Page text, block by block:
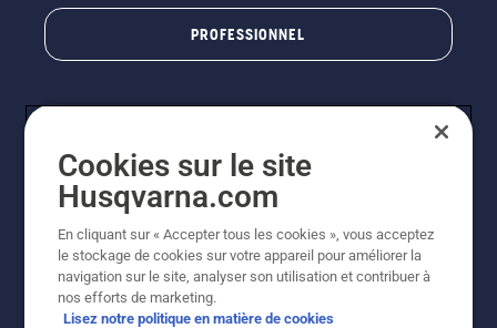
PROFESSIONNEL
© Husqvarna AB (publ). Tous droits réservés. Les prix
indiqués sont des prix de vente conseillés. Photos non
contractuelles. Tous les prix indiqués sont des prix de
Cookies sur le site
Husqvarna.com
En cliquant sur « Accepter tous les cookies », vous acceptez
le stockage de cookies sur votre appareil pour améliorer la
navigation sur le site, analyser son utilisation et contribuer à
nos efforts de marketing.
Lisez notre politique en matière de cookies